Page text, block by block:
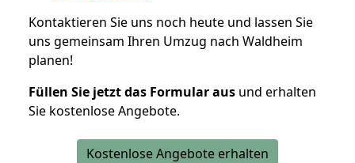
Kontaktieren Sie uns noch heute und lassen Sie
uns gemeinsam Ihren Umzug nach Waldheim
planen!
Füllen Sie jetzt das Formular aus und erhalten
Sie kostenlose Angebote.
Kostenlose Angebote erhalten